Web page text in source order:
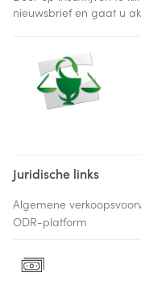
nieuwsbrief en gaat u
Juridische links
Algemene
ODR-platform